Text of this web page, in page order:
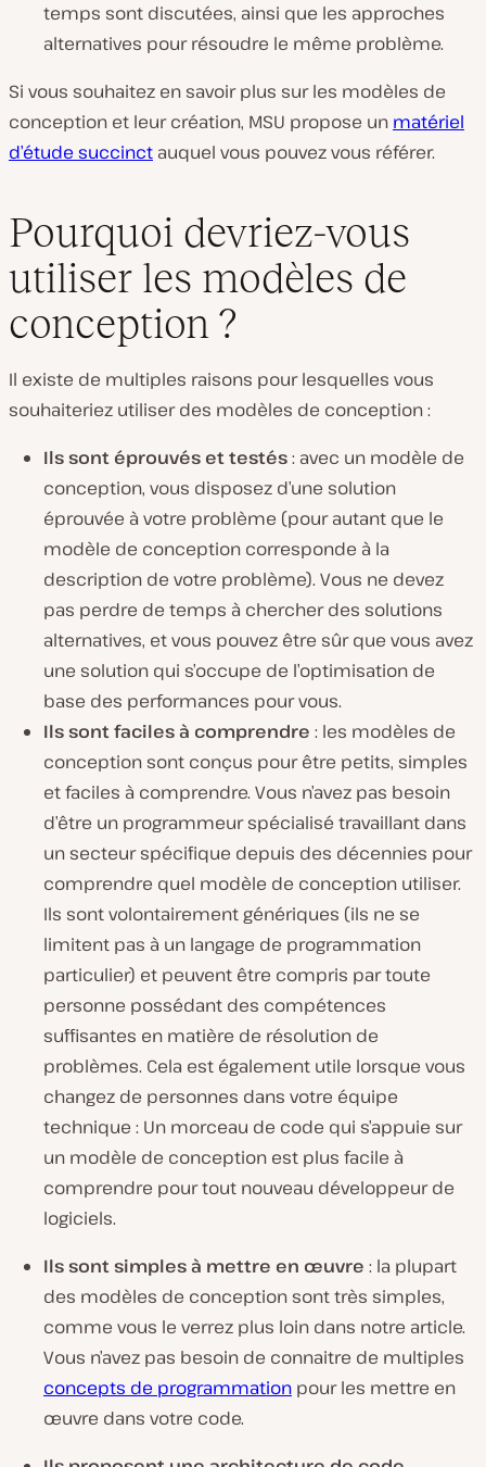
temps sont discutées, ainsi que les approches
alternatives pour résoudre le même problème.
Si vous souhaitez en savoir plus sur les modèles de
conception et leur création, MSU propose un matériel
d’étude succinct auquel vous pouvez vous référer.
Pourquoi devriez-vous
utiliser les modèles de
conception ?
Il existe de multiples raisons pour lesquelles vous
souhaiteriez utiliser des modèles de conception :
Ils sont éprouvés et testés: avec un modèle de
conception, vous disposez d’une solution
éprouvée à votre problème (pour autant que le
modèle de conception corresponde à la
description de votre problème). Vous ne devez
pas perdre de temps à chercher des solutions
alternatives, et vous pouvez être sûr que vous avez
une solution qui s’occupe de l’optimisation de
base des performances pour vous.
Ils sont faciles à comprendre : les modèles de
conception sont conçus pour être petits, simples
et faciles à comprendre. Vous n’avez pas besoin
d’être un programmeur spécialisé travaillant dans
un secteur spécifique depuis des décennies pour
comprendre quel modèle de conception utiliser.
Ils sont volontairement génériques (ils ne se
limitent pas à un langage de programmation
particulier) et peuvent être compris par toute
personne possédant des compétences
suffisantes en matière de résolution de
problèmes. Cela est également utile lorsque vous
changez de personnes dans votre équipe
technique : Un morceau de code qui s’appuie sur
un modèle de conception est plus facile à
comprendre pour tout nouveau développeur de
logiciels.
Ils sont simples à mettre en œuvre : la plupart
des modèles de conception sont très simples,
comme vous le verrez plus loin dans notre article.
Vous n’avez pas besoin de connaitre de multiples
concepts de programmation pour les mettre en
œuvre dans votre code.